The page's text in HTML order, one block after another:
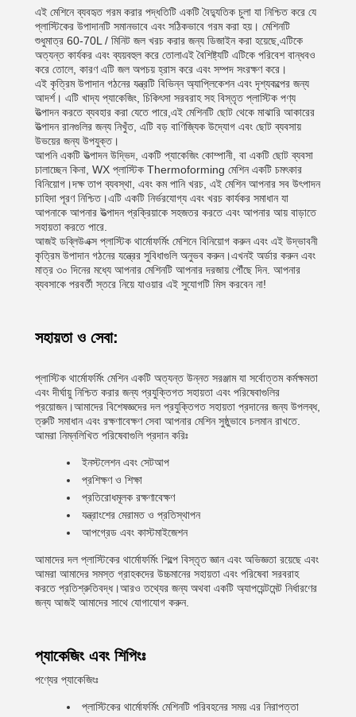
এই মেশিনে ব্যবহৃত গরম করার পদ্ধতিটি একটি বৈদ্যুতিক চুলা যা নিশ্চিত করে যে
প্লাস্টিকের উপাদানটি সমানভাবে এবং সঠিকভাবে গরম করা হয়। মেশিনটি
শুধুমাত্র 60-70L / মিনিট জল খরচ করার জন্য ডিজাইন করা হয়েছে,এটিকে
অত্যন্ত কার্যকর এবং ব্যয়বহুল করে তোলাএই বৈশিষ্ট্যটি এটিকে পরিবেশ বান্ধবও
করে তোলে, কারণ এটি জল অপচয় হ্রাস করে এবং সম্পদ সংরক্ষণ করে।
এই কৃত্রিম উপাদান গঠনের যন্ত্রটি বিভিন্ন অ্যাপ্লিকেশন এবং দৃশ্যকল্পের জন্য
আদর্শ। এটি খাদ্য প্যাকেজিং, চিকিৎসা সরবরাহ সহ বিস্তৃত প্লাস্টিক পণ্য
উত্পাদন করতে ব্যবহার করা যেতে পারে,এই মেশিনটি ছোট থেকে মাঝারি আকারের
উত্পাদন রানগুলির জন্য নিখুঁত, এটি বড় বাণিজ্যিক উদ্যোগ এবং ছোট ব্যবসায়
উভয়ের জন্য উপযুক্ত।
আপনি একটি উত্পাদন উদ্ভিদ, একটি প্যাকেজিং কোম্পানী, বা একটি ছোট ব্যবসা
চালাচ্ছেন কিনা, WX প্লাস্টিক Thermoforming মেশিন একটি চমৎকার
বিনিয়োগ।দক্ষ তাপ ব্যবস্থা, এবং কম পানি খরচ, এই মেশিন আপনার সব উৎপাদন
চাহিদা পূরণ নিশ্চিত।এটি একটি নির্ভরযোগ্য এবং খরচ কার্যকর সমাধান যা
আপনাকে আপনার উত্পাদন প্রক্রিয়াকে সহজতর করতে এবং আপনার আয় বাড়াতে
সহায়তা করতে পারে.
আজই ডব্লিউএক্স প্লাস্টিক থার্মোফর্মিং মেশিনে বিনিয়োগ করুন এবং এই উদ্ভাবনী
কৃত্রিম উপাদান গঠনের যন্ত্রের সুবিধাগুলি অনুভব করুন।এখনই অর্ডার করুন এবং
মাত্র ৩০ দিনের মধ্যে আপনার মেশিনটি আপনার দরজায় পৌঁছে দিন. আপনার
ব্যবসাকে পরবর্তী স্তরে নিয়ে যাওয়ার এই সুযোগটি মিস করবেন না!
সহায়তা ও সেবা:
প্লাস্টিক থার্মোফর্মিং মেশিন একটি অত্যন্ত উন্নত সরঞ্জাম যা সর্বোত্তম কর্মক্ষমতা
এবং দীর্ঘায়ু নিশ্চিত করার জন্য প্রযুক্তিগত সহায়তা এবং পরিষেবাগুলির
প্রয়োজন।আমাদের বিশেষজ্ঞদের দল প্রযুক্তিগত সহায়তা প্রদানের জন্য উপলব্ধ,
ত্রুটি সমাধান এবং রক্ষণাবেক্ষণ সেবা আপনার মেশিন সুষ্ঠুভাবে চলমান রাখতে.
আমরা নিম্নলিখিত পরিষেবাগুলি প্রদান করিঃ
ইনস্টলেশন এবং সেটআপ
প্রশিক্ষণ ও শিক্ষা
প্রতিরোধমূলক রক্ষণাবেক্ষণ
যন্ত্রাংশের মেরামত ও প্রতিস্থাপন
আপগ্রেড এবং কাস্টমাইজেশন
আমাদের দল প্লাস্টিকের থার্মোফর্মিং শিল্পে বিস্তৃত জ্ঞান এবং অভিজ্ঞতা রয়েছে এবং
আমরা আমাদের সমস্ত গ্রাহকদের উচ্চমানের সহায়তা এবং পরিষেবা সরবরাহ
করতে প্রতিশ্রুতিবদ্ধ।আরও তথ্যের জন্য অথবা একটি অ্যাপয়েন্টমেন্ট নির্ধারণের
জন্য আজই আমাদের সাথে যোগাযোগ করুন.
প্যাকেজিং এবং শিপিংঃ
পণ্যের প্যাকেজিংঃ
প্লাস্টিকের থার্মোফর্মিং মেশিনটি পরিবহনের সময় এর নিরাপত্তা